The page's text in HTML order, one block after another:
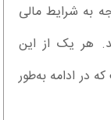
به شرایط مالی
هر یک از این
در ادامه به‌طور